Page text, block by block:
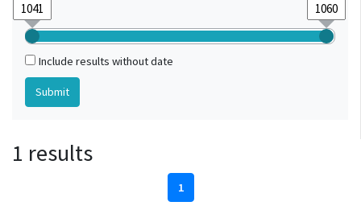
Include results without date
1 results
1